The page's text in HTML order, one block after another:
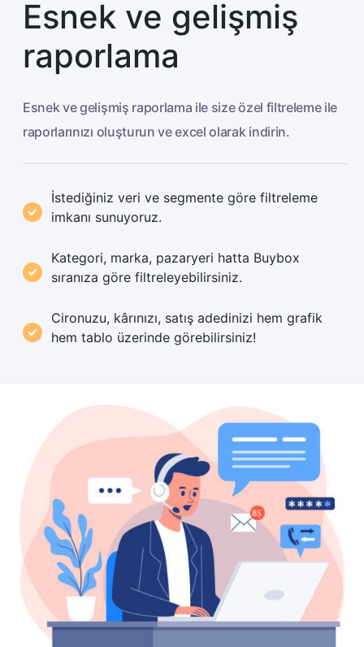
Esnek ve gelişmiş
raporlama
Esnek ve gelişmiş raporlama ile size özel filtreleme ile
raporlarınızı oluşturun ve excel olarak indirin.
İstediğiniz veri ve segmente göre filtreleme
imkanı sunuyoruz.
Kategori, marka, pazaryeri hatta Buybox
sıranıza göre filtreleyebilirsiniz.
Cironuzu, kârınızı, satış adedinizi hem grafik
hem tablo üzerinde görebilirsiniz!